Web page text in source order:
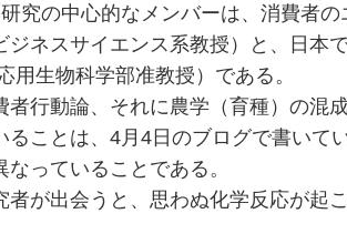
究の中心的なメンバーは、消費者の
ジネスサイエンス系教授）と、日本
用生物科学部准教授）である。
行動論、それに農学（育種）の混
ることは、4月4日のブログで書いて
っていることである。
が出会うと、思わぬ化学反応が起こ